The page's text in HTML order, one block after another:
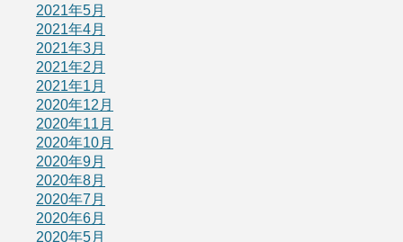
2021年5月
2021年4月
2021年3月
2021年2月
2021年1月
2020年12月
2020年11月
2020年10月
2020年9月
2020年8月
2020年7月
2020年6月
2020年5月